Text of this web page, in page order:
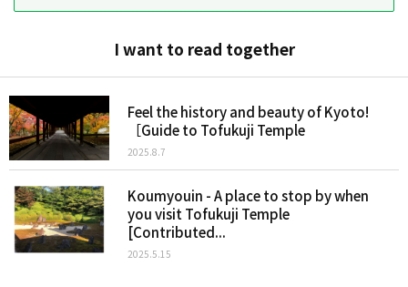
I want to read together
Feel the history and beauty of Kyoto!
［Guide to Tofukuji Temple
2025.8.7
Koumyouin - A place to stop by when
you visit Tofukuji Temple
[Contributed...
2025.5.15